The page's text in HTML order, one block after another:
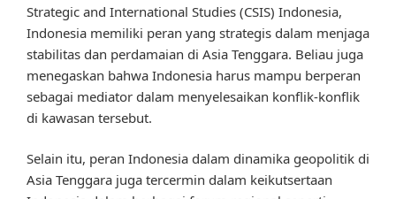
Strategic and International Studies (CSIS) Indonesia,
Indonesia memiliki peran yang strategis dalam menjaga
stabilitas dan perdamaian di Asia Tenggara. Beliau juga
menegaskan bahwa Indonesia harus mampu berperan
sebagai mediator dalam menyelesaikan konflik-konflik
di kawasan tersebut.
Selain itu, peran Indonesia dalam dinamika geopolitik di
Asia Tenggara juga tercermin dalam keikutsertaan